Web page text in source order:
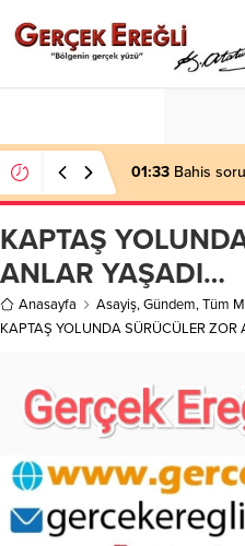
01:33 Bahis
KAPTAŞ
ANLAR YAŞADI…
Anasayfa Asayiş,Gündem,Tüm
KAPTAŞ YOLUNDA SÜRÜCÜLER ZOR